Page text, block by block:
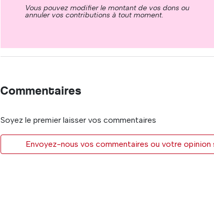
Vous pouvez modifier le montant de vos dons ou
annuler vos contributions à tout moment.
Commentaires
Soyez le premier laisser vos commentaires
Envoyez-nous vos commentaires ou votre opinion